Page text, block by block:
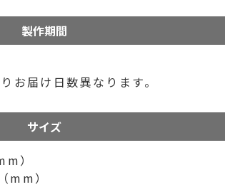
製作期間
届け日数異なります。
サイズ
）
mm）